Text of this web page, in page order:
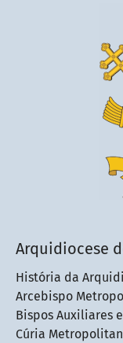
Arquidiocese
História da
Arcebispo
Bispos Auxiliares
Cúria